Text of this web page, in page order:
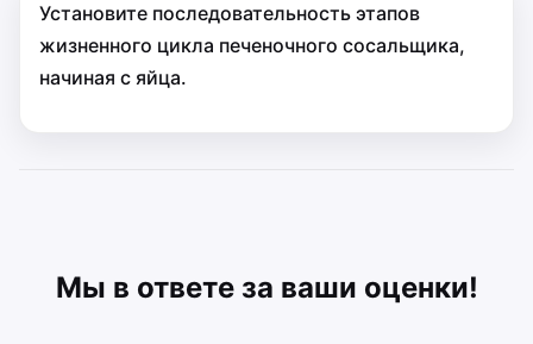
Установите последовательность этапов
жизненного цикла печеночного сосальщика,
начиная с яйца.
Мы в ответе за ваши оценки!